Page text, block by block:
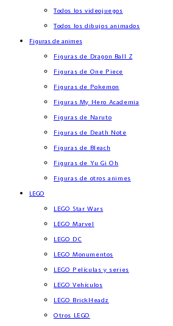
Todos los videojuegos
Todos los dibujos animados
Figuras de animes
Figuras de Dragon Ball Z
Figuras de One Piece
Figuras de Pokemon
Figuras My Hero Academia
Figuras de Naruto
Figuras de Death Note
Figuras de Bleach
Figuras de Yu Gi Oh
Figuras de otros animes
LEGO
LEGO Star Wars
LEGO Marvel
LEGO DC
LEGO Monumentos
LEGO Películas y series
LEGO Vehículos
LEGO BrickHeadz
Otros LEGO